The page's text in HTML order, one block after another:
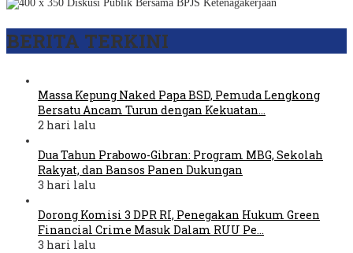
BERITA TERKINI
Massa Kepung Naked Papa BSD, Pemuda Lengkong
Bersatu Ancam Turun dengan Kekuatan…
2 hari lalu
Dua Tahun Prabowo-Gibran: Program MBG, Sekolah
Rakyat, dan Bansos Panen Dukungan
3 hari lalu
Dorong Komisi 3 DPR RI, Penegakan Hukum Green
Financial Crime Masuk Dalam RUU Pe…
3 hari lalu